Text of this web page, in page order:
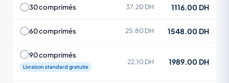
30 comprimés 37.20 DH 1116.00 DH
60 comprimés 25.80 DH 1548.00 DH
90 comprimés
Livraison standard gratuite
22.10 DH 1989.00 DH